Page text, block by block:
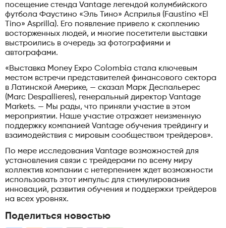
посещение стенда Vantage легендой колумбийского
футбола Фаустино «Эль Тино» Асприлья (Faustino «El
Tino» Asprilla). Его появление привело к скоплению
восторженных людей, и многие посетители выставки
выстроились в очередь за фотографиями и
автографами.
«Выставка Money Expo Colombia стала ключевым
местом встречи представителей финансового сектора
в Латинской Америке, — сказал Марк Деспальерес
(Marc Despallieres), генеральный директор Vantage
Markets. — Мы рады, что приняли участие в этом
мероприятии. Наше участие отражает неизменную
поддержку компанией Vantage обучения трейдингу и
взаимодействия с мировым сообществом трейдеров».
По мере исследования Vantage возможностей для
установления связи с трейдерами по всему миру
коллектив компании с нетерпением ждет возможности
использовать этот импульс для стимулирования
инноваций, развития обучения и поддержки трейдеров
на всех уровнях.
Поделиться новостью